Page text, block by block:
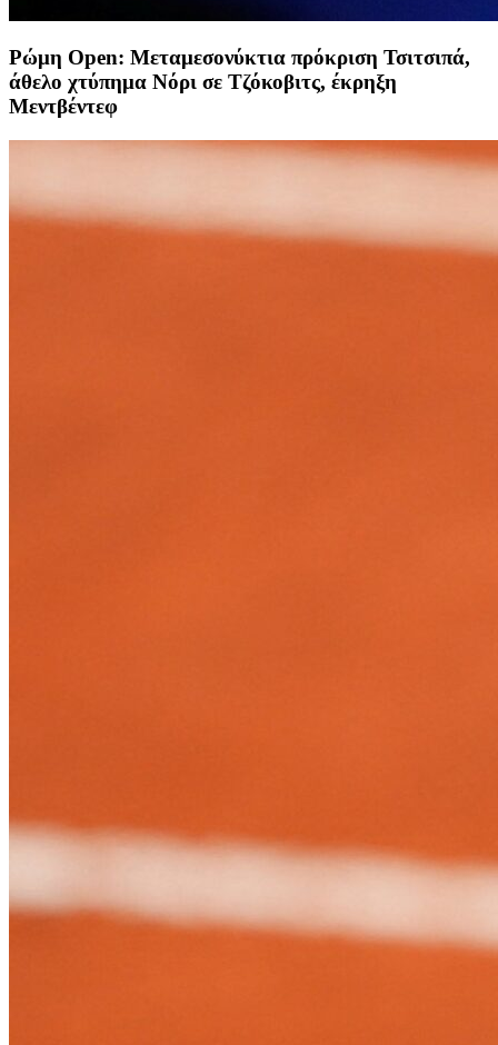
Ρώμη Open: Μεταμεσονύκτια πρόκριση Τσιτσιπά,
άθελο χτύπημα Νόρι σε Τζόκοβιτς, έκρηξη
Μεντβέντεφ